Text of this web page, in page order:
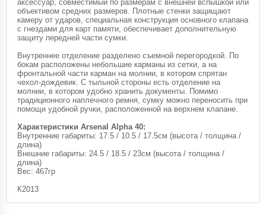
аксессуар, совместимый по размерам с внешней вспышкой или
объективом средних размеров. Плотные стенки защищают
камеру от ударов, специальная конструкция основного клапана
с гнездами для карт памяти, обеспечивает дополнительную
защиту передней части сумки.
Внутреннее отделение разделено съемной перегородкой. По
бокам расположены небольшие карманы из сетки, а на
фронтальной части карман на молнии, в котором спрятан
чехол-дождевик. С тыльной стороны есть отделение на
молнии, в котором удобно хранить документы. Помимо
традиционного наплечного ремня, сумку можно переносить при
помощи удобной ручки, расположенной на верхнем клапане.
Характеристики Arsenal Alpha 40:
Внутренние габариты: 17.5 / 10.5 / 17.5см (высота / толщина /
длина)
Внешние габариты: 24.5 / 18.5 / 23см (высота / толщина /
длина)
Вес: 467гр
К2013